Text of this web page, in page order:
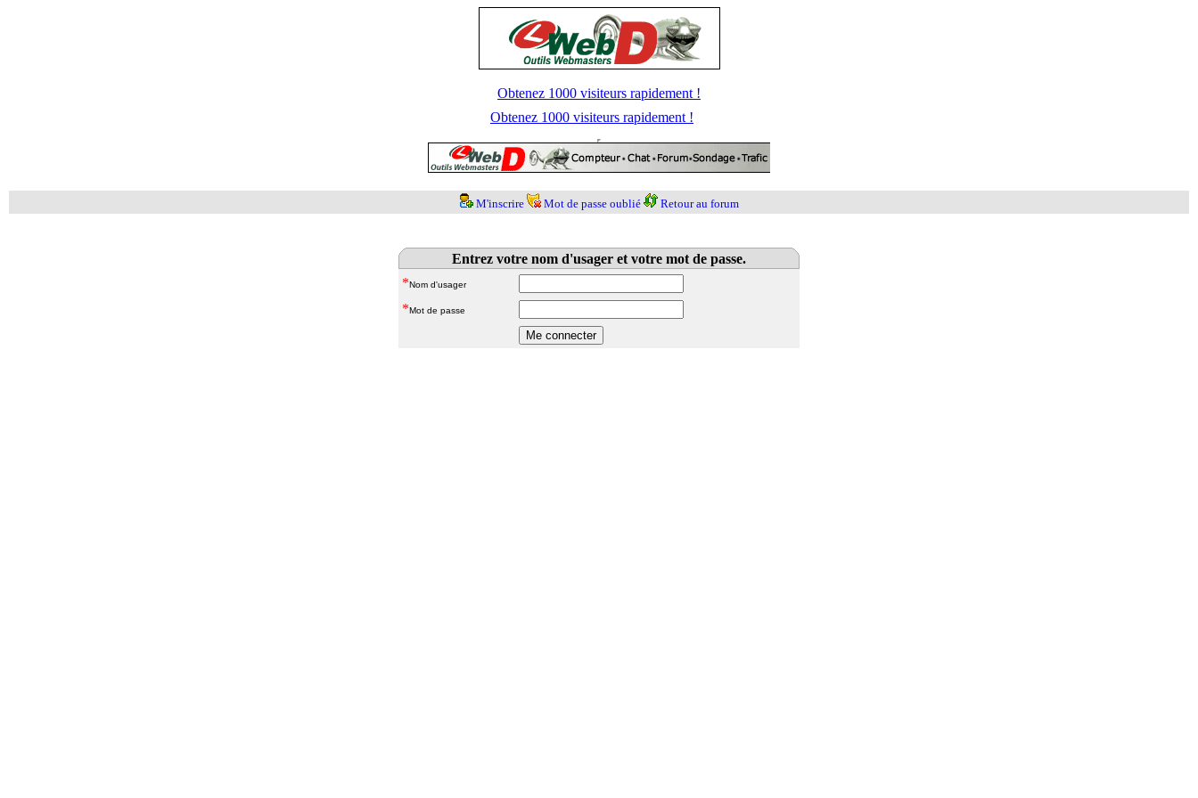
Obtenez 1000 visiteurs rapidement !
Obtenez 1000 visiteurs rapidement !
M'inscrire Mot de passe oublié Retour au forum
Entrez votre nom d'usager et votre mot de passe.
*Nom d'usager
*Mot de passe